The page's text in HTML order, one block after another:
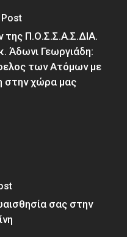
Π.Ο.Σ.Σ.Α.Σ.ΔΙΑ.
Άδωνι Γεωργιάδη:
των Ατόμων με
στην χώρα μας
σας στην